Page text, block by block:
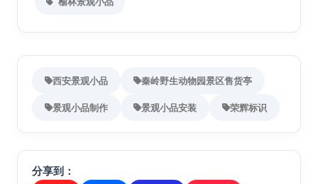
西安景观小品 秦岭野生动物园景区售货亭
景观小品制作 景观小品安装 荣辉标识
分享到：